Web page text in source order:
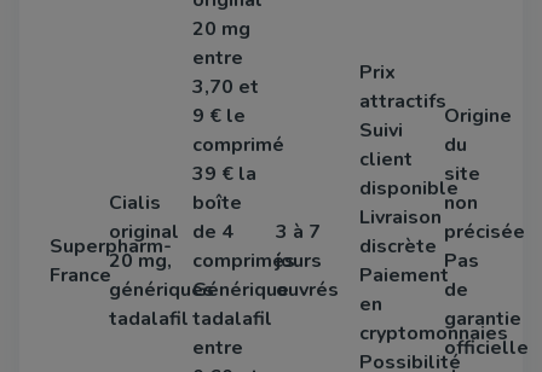
Superpharm-
France
Cialis
original
20 mg,
génériques
tadalafil
20 mg
entre
3,70 et
9 € le
comprimé
39 € la
boîte
de 4
comprimés
Générique
tadalafil
entre
3 à 7
jours
ouvrés
Prix
attractifs
Suivi
client
disponible
Livraison
discrète
Paiement
en
cryptomonnaies
Possibilité
Origine
du
site
non
précisée
Pas
de
garantie
officielle